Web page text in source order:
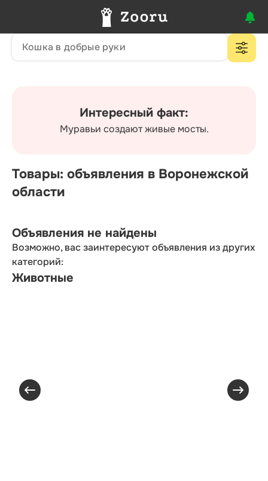
Интересный факт:
Муравьи создают живые мосты.
Товары: объявления в Воронежской
области
Объявления не найдены
Возможно, вас заинтересуют объявления из других
категорий:
Животные